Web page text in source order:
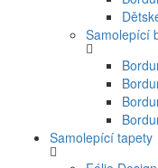
Samolepící
Samolepící tapety